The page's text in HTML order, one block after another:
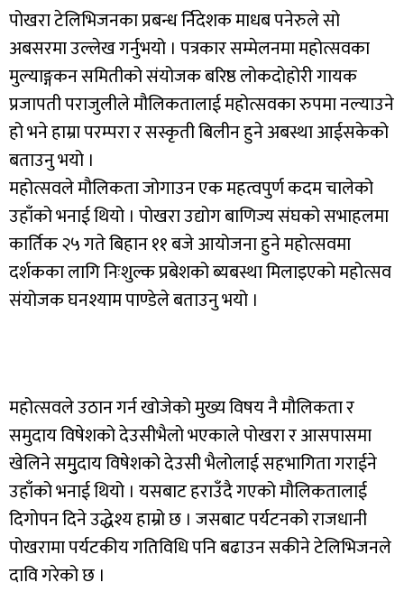
पोखरा टेलिभिजनका प्रबन्ध र्निदेशक माधब पनेरुले सो
अबसरमा उल्लेख गर्नुभयो । पत्रकार सम्मेलनमा महोत्सवका
मुल्याङ्गकन समितीको संयोजक बरिष्ठ लोकदोहोरी गायक
प्रजापती पराजुलीले मौलिकतालाई महोत्सवका रुपमा नल्याउने
हो भने हाम्रा परम्परा र सस्कृती बिलीन हुने अबस्था आईसकेको
बताउनु भयो ।
महोत्सवले मौलिकता जोगाउन एक महत्वपुर्ण कदम चालेको
उहाँको भनाई थियो । पोखरा उद्योग बाणिज्य संघको सभाहलमा
कार्तिक २५ गते बिहान ११ बजे आयोजना हुने महोत्सवमा
दर्शकका लागि निःशुल्क प्रबेशको ब्यबस्था मिलाइएको महोत्सव
संयोजक घनश्याम पाण्डेले बताउनु भयो ।
महोत्सवले उठान गर्न खोजेको मुख्य विषय नै मौलिकता र
समुदाय विषेशको देउसीभैलो भएकाले पोखरा र आसपासमा
खेलिने समुुदाय विषेशको देउसी भैलोलाई सहभागिता गराईने
उहाँको भनाई थियो । यसबाट हराउँदै गएको मौलिकतालाई
दिगोपन दिने उद्धेश्य हाम्रो छ । जसबाट पर्यटनको राजधानी
पोखरामा पर्यटकीय गतिविधि पनि बढाउन सकीने टेलिभिजनले
दावि गरेको छ ।